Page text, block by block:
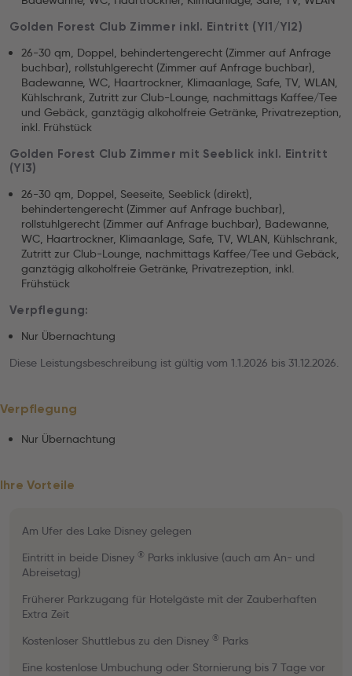
Golden Forest Club Zimmer inkl. Eintritt (YI1/YI2)
26-30 qm, Doppel, behindertengerecht (Zimmer auf Anfrage
buchbar), rollstuhlgerecht (Zimmer auf Anfrage buchbar),
Badewanne, WC, Haartrockner, Klimaanlage, Safe, TV, WLAN,
Kühlschrank, Zutritt zur Club-Lounge, nachmittags Kaffee/Tee
und Gebäck, ganztägig alkoholfreie Getränke, Privatrezeption,
inkl. Frühstück
Golden Forest Club Zimmer mit Seeblick inkl. Eintritt
(YI3)
26-30 qm, Doppel, Seeseite, Seeblick (direkt),
behindertengerecht (Zimmer auf Anfrage buchbar),
rollstuhlgerecht (Zimmer auf Anfrage buchbar), Badewanne,
WC, Haartrockner, Klimaanlage, Safe, TV, WLAN, Kühlschrank,
Zutritt zur Club-Lounge, nachmittags Kaffee/Tee und Gebäck,
ganztägig alkoholfreie Getränke, Privatrezeption, inkl.
Frühstück
Verpflegung:
Nur Übernachtung
Diese Leistungsbeschreibung ist gültig vom 1.1.2026 bis 31.12.2026.
Verpflegung
Nur Übernachtung
Ihre Vorteile
Am Ufer des Lake Disney gelegen
Eintritt in beide Disney ® Parks inklusive (auch am An- und
Abreisetag)
Früherer Parkzugang für Hotelgäste mit der Zauberhaften
Extra Zeit
Kostenloser Shuttlebus zu den Disney ® Parks
Eine kostenlose Umbuchung oder Stornierung bis 7 Tage vor